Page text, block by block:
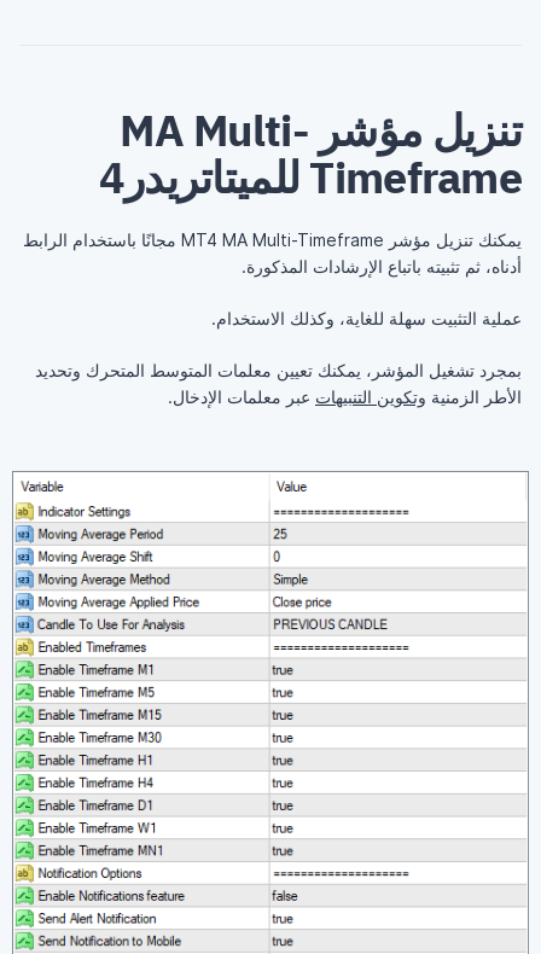
تنزيل مؤشر MA Multi-
Timeframe للميتاتريدر4
يمكنك تنزيل مؤشر MT4 MA Multi-Timeframe مجانًا باستخدام الرابط
أدناه، ثم تثبيته باتباع الإرشادات المذكورة.
عملية التثبيت سهلة للغاية، وكذلك الاستخدام.
بمجرد تشغيل المؤشر، يمكنك تعيين معلمات المتوسط المتحرك وتحديد
الأطر الزمنية وتكوين التنبيهات عبر معلمات الإدخال.